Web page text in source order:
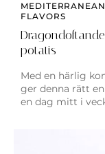
MEDITERRANEAN
FLAVORS
potatis
Med en härlig
ger denna rätt
en dag mitt i